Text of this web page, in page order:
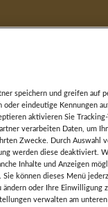
in der
Jahres.
speichern und greifen auf
oder eindeutige Kennungen
aktivieren Sie
verarbeiten Daten, um
Zwecke. Durch Auswahl
werden diese deaktiviert.
Inhalte und Anzeigen
Sie können dieses Menü
ändern oder Ihre Einwilligung
verwalten am